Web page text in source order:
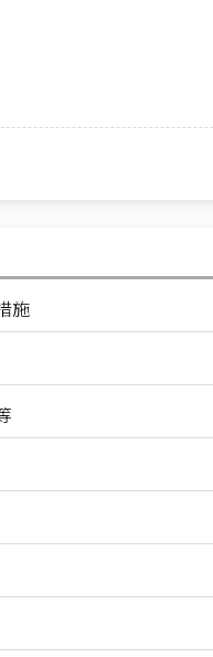
施